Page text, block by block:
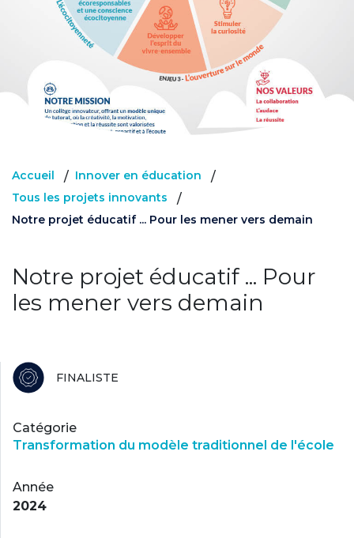
Accueil / Innover en éducation /
Tous les projets innovants /
Notre projet éducatif ... Pour les mener vers demain
Notre projet éducatif ... Pour
les mener vers demain
FINALISTE
Catégorie
Transformation du modèle traditionnel de l'école
Année
2024